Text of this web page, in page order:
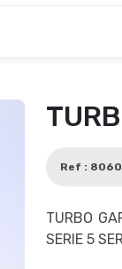
Ref :
TURBO
SERIE 5